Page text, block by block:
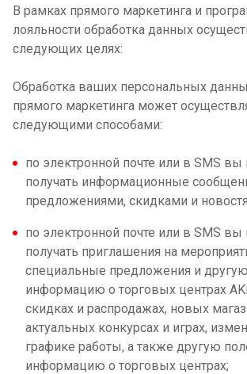
В рамках прямого маркетинга и
лояльности обработка данных
следующих целях:
Обработка ваших персональных
прямого маркетинга может
следующими способами:
по электронной почте или в SMS
получать информационные
предложениями, скидками и
по электронной почте или в SMS
получать приглашения на
специальные предложения и
информацию о торговых центрах
скидках и распродажах, новых
актуальных конкурсах и играх,
графике работы, а также другую
информацию о торговых центрах;